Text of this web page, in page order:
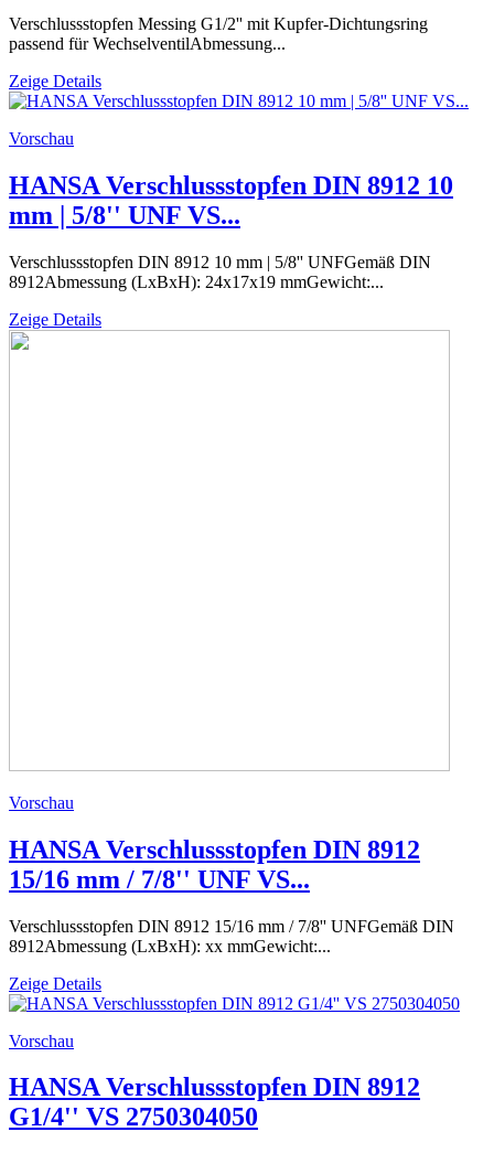
Verschlussstopfen Messing G1/2'' mit Kupfer-Dichtungsring
passend für WechselventilAbmessung...
Zeige Details
Vorschau
HANSA Verschlussstopfen DIN 8912 10
mm | 5/8'' UNF VS...
Verschlussstopfen DIN 8912 10 mm | 5/8'' UNFGemäß DIN
8912Abmessung (LxBxH): 24x17x19 mmGewicht:...
Zeige Details
Vorschau
HANSA Verschlussstopfen DIN 8912
15/16 mm / 7/8'' UNF VS...
Verschlussstopfen DIN 8912 15/16 mm / 7/8'' UNFGemäß DIN
8912Abmessung (LxBxH): xx mmGewicht:...
Zeige Details
Vorschau
HANSA Verschlussstopfen DIN 8912
G1/4'' VS 2750304050